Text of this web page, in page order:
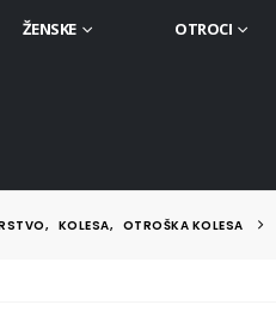
ŽENSKE OTROCI
, KOLESA, OTROŠKA KOLESA